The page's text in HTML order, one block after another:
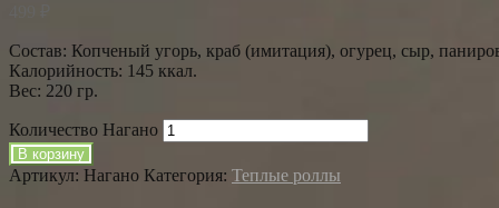
Состав: Копченый угорь, краб (имитация), огурец, сыр,
Калорийность: 145 ккал.
Вес: 220 гр.
Количество Нагано
В корзину
Артикул: Нагано Категория: Теплые роллы